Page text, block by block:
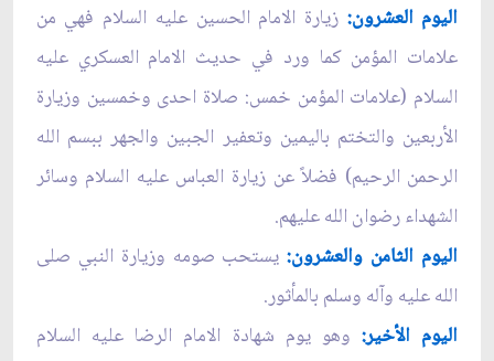
اليوم العشرون: زيارة الامام الحسين عليه السلام فهي من
علامات المؤمن كما ورد في حديث الامام العسكري عليه
السلام (علامات المؤمن خمس: صلاة احدى وخمسين وزيارة
الأربعين والتختم باليمين وتعفير الجبين والجهر ببسم الله
الرحمن الرحيم) فضلاً عن زيارة العباس عليه السلام وسائر
الشهداء رضوان الله عليهم.
اليوم الثامن والعشرون:يستحب صومه وزيارة النبي صلى
الله عليه وآله وسلم بالمأثور.
اليوم الأخير:وهو يوم شهادة الامام الرضا عليه السلام